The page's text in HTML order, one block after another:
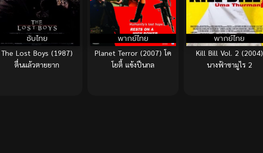
ซับไทย
The Lost Boys (1987)
ตื่นแล้วตายยาก
พากย์ไทย
Planet Terror (2007) โค
โยตี้ แข้งปืนกล
พากย์ไทย
Kill Bill Vol. 2 (2004)
นางฟ้าซามูไร 2